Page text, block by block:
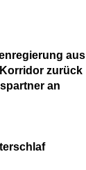
aus
zurück
an